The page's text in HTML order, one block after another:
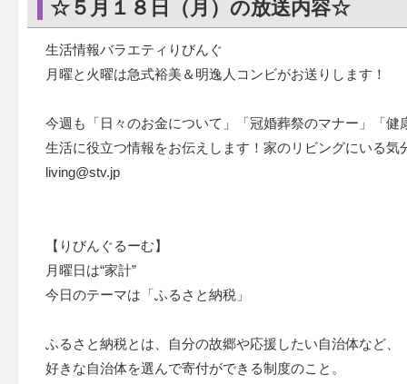
☆５月１８日（月）の放送内容☆
生活情報バラエティりびんぐ
月曜と火曜は急式裕美＆明逸人コンビがお送りします！
今週も「日々のお金について」「冠婚葬祭のマナー」「健
生活に役立つ情報をお伝えします！家のリビングにいる
living@stv.jp
【りびんぐるーむ】
月曜日は“家計”
今日のテーマは「ふるさと納税」
ふるさと納税とは、自分の故郷や応援したい自治体など、
好きな自治体を選んで寄付ができる制度のこと。